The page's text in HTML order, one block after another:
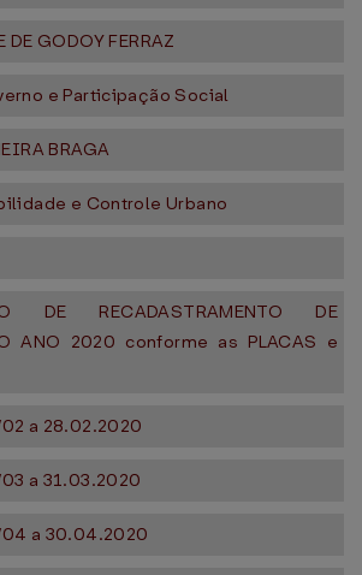
GODOY FERRAZ
e Participação Social
BRAGA
e Controle Urbano
DE RECADASTRAMENTO DE
ANO 2020 conforme as PLACAS e
a 28.02.2020
a 31.03.2020
a 30.04.2020